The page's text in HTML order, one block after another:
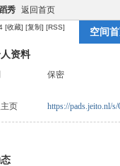
秀 返回首页
[收藏] [复制] [RSS] 空间
资料
保密
页
https://pads.jeito.nl/